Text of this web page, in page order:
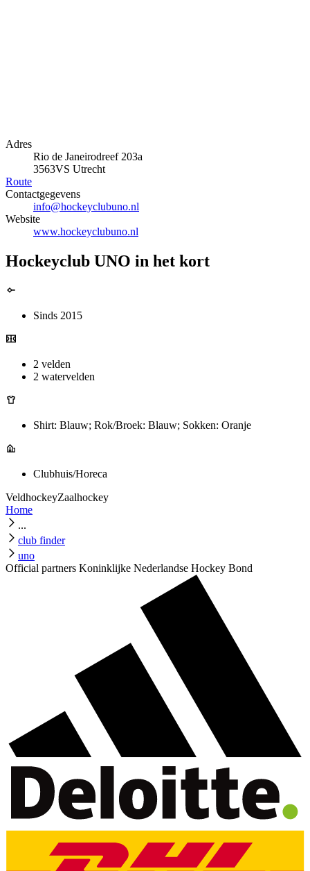
Adres
Rio de Janeirodreef 203a
3563VS Utrecht
Route
Contactgegevens
info@hockeyclubuno.nl
Website
www.hockeyclubuno.nl
Hockeyclub UNO in het kort
Sinds 2015
2 velden
2 watervelden
Shirt: Blauw; Rok/Broek: Blauw; Sokken: Oranje
Clubhuis/Horeca
VeldhockeyZaalhockey
Home
...
club finder
uno
Official partners Koninklijke Nederlandse Hockey Bond